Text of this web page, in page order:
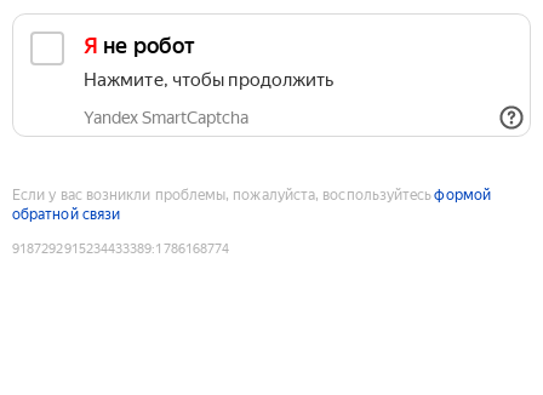
Я не робот
Нажмите, чтобы продолжить
Yandex SmartCaptcha
Если у вас возникли проблемы, пожалуйста, воспользуйтесьформой
обратной связи
9187292915234433389:1786168774